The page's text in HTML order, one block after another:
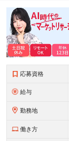
応募資格
給与
勤務地
働き方